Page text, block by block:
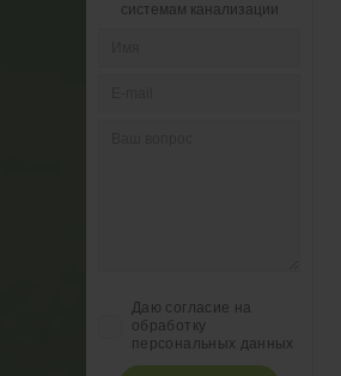
системам канализации
Даю согласие на
обработку
персональных данных